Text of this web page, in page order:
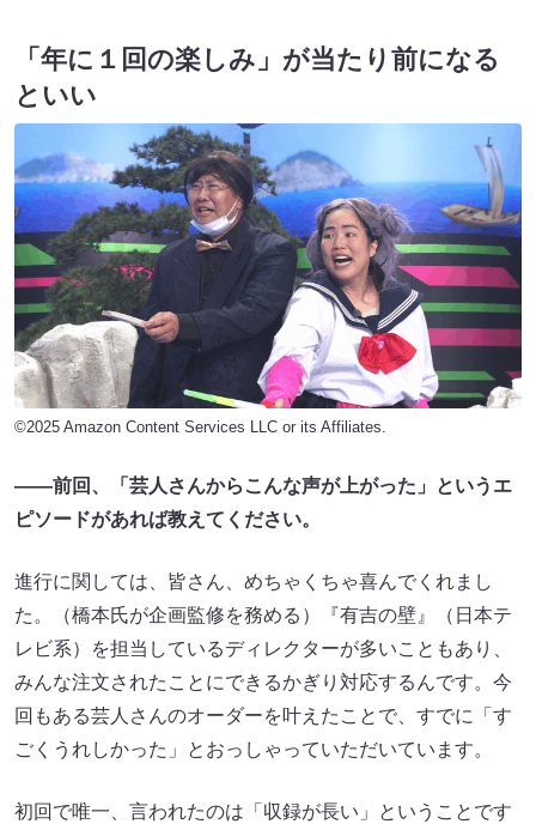
「年に１回の楽しみ」が当たり前になる
といい
©2025 Amazon Content Services LLC or its Affiliates.
――前回、「芸人さんからこんな声が上がった」というエ
ピソードがあれば教えてください。
進行に関しては、皆さん、めちゃくちゃ喜んでくれまし
た。（橋本氏が企画監修を務める）『有吉の壁』（日本テ
レビ系）を担当しているディレクターが多いこともあり、
みんな注文されたことにできるかぎり対応するんです。今
回もある芸人さんのオーダーを叶えたことで、すでに「す
ごくうれしかった」とおっしゃっていただいています。
初回で唯一、言われたのは「収録が長い」ということです